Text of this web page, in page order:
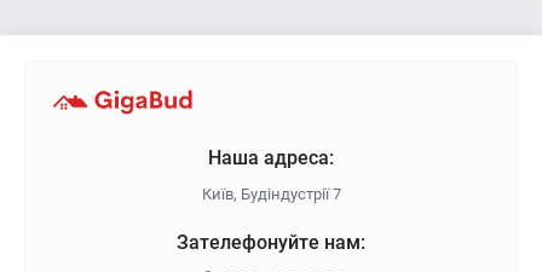
Наша адреса:
Київ, Будіндустрії 7
Зателефонуйте нам: